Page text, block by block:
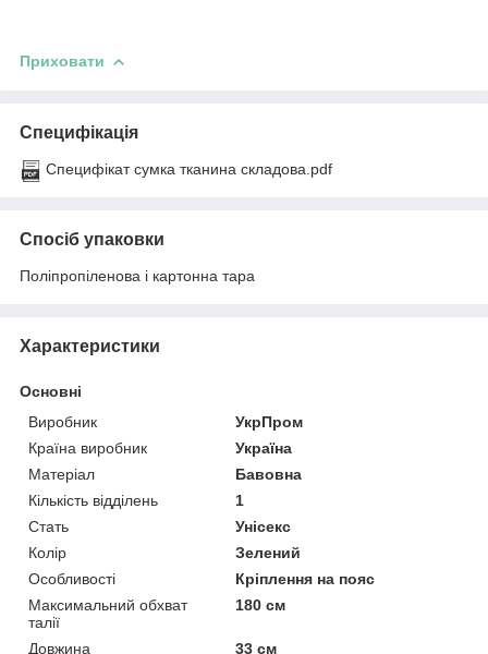
Приховати
Специфікація
Специфікат сумка тканина складова.pdf
Спосіб упаковки
Поліпропіленова і картонна тара
Характеристики
Основні
Виробник
УкрПром
Країна виробник
Україна
Матеріал
Бавовна
Кількість відділень
1
Стать
Унісекс
Колір
Зелений
Особливості
Кріплення на пояс
Максимальний обхват
талії
180 см
Довжина 33 см